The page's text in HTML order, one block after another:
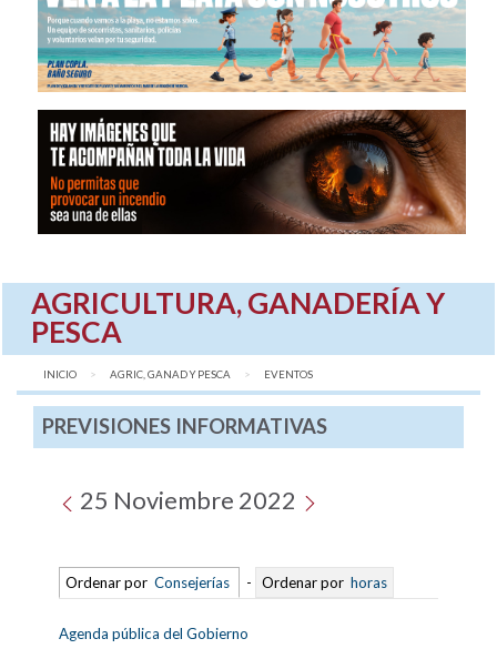
AGRICULTURA, GANADERÍA Y
PESCA
INICIO AGRIC, GANAD Y PESCA AQUÍ:
EVENTOS
PREVISIONES INFORMATIVAS
25 Noviembre 2022
Ordenar por Consejerías - Ordenar por horas
Agenda pública del Gobierno